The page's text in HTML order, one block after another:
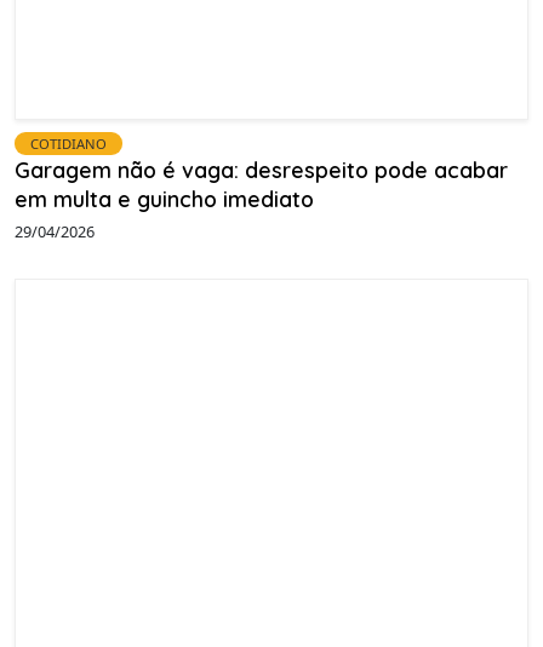
COTIDIANO
Garagem não é vaga: desrespeito pode acabar
em multa e guincho imediato
29/04/2026